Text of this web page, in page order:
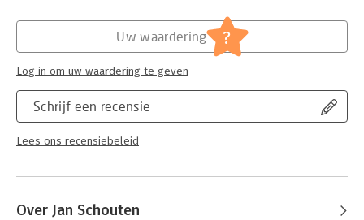
Hoofdrubriek: Persoonlijke effectiviteit
Schrijf een recensie
Lees ons recensiebeleid
Uw waardering ?
Log in om uw waardering te geven
Over Jan Schouten